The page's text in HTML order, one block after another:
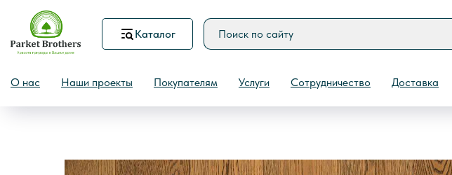
Каталог
О нас Наши проекты Покупателям Услуги Сотрудничество Доставка